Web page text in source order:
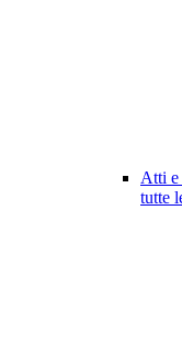
Atti e
tutte